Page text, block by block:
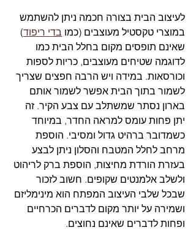
לעיצוב הבית בצורה חכמה ניתן להשתמש
במוצרי טקסטיל מעוצבים (כמו בדי ריפוד)
שאינם תופסים מקום בחלל הבית כמו
לדוגמה שטיחים מעוצבים, כריות לספות
וכורסאות. במידה ויש הרבה חפצים שצריך
לשמור בתוך הבית אפשר לשמור אותם
בארון נסתר שמשתלב עם צבע הקיר. זה
יתן פחות עומס למראה החדר, במיוחד
כשמדובר ברהיט גדול ומסיבי. הוספת
מרחב לחלל המטבח והסלון ניתן לבצע
בעזרת הורדת מחיצות, הוספת ברק לריהוט
ולשלב אלמנטים שקופים. חשוב לזכור
שבכל שלבי העיצוב המפתח הוא מינימליזם
ושמירה על יותר מקום לדברים הכרחיים
ופחות לדברים שאינם נחוצים.